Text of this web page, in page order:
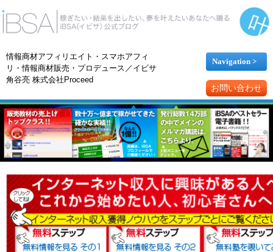
情報商材アフィリエイト・スマホアフィ
リ・情報商材販売・プロデュース／イビサ
角谷亮 株式会社Proceed
Navigation >
お問い合わせ